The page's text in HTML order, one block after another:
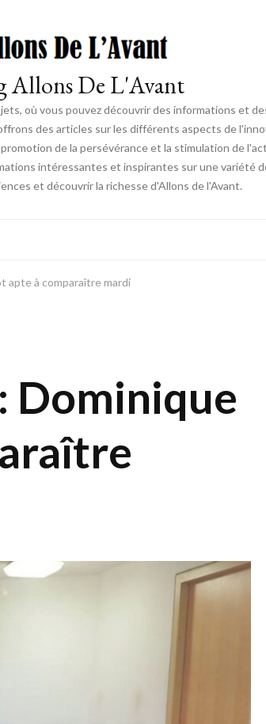
Allons De L'Avant
où vous pouvez découvrir des informations et
des articles sur les différents aspects de
de la persévérance et la stimulation de
intéressantes et inspirantes sur une variété
et découvrir la richesse d'Allons de l'Avant.
apte à comparaître mardi
Dominique